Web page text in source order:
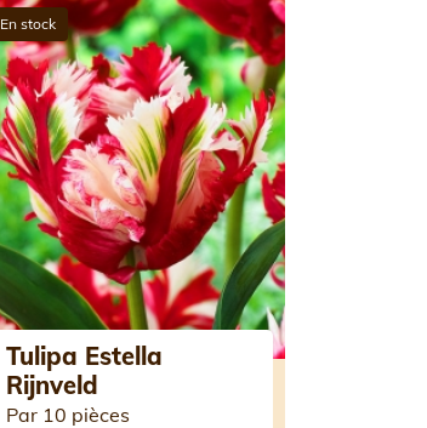
En stock
Tulipa Estella
Rijnveld
Par 10 pièces